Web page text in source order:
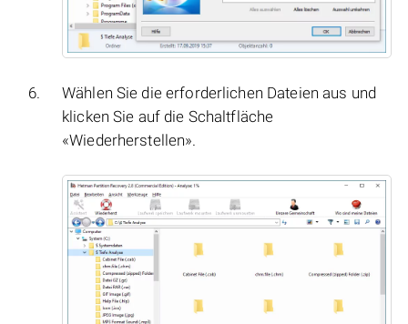
Wählen Sie die erforderlichen Dateien aus und
klicken Sie auf die Schaltfläche
«Wiederherstellen».